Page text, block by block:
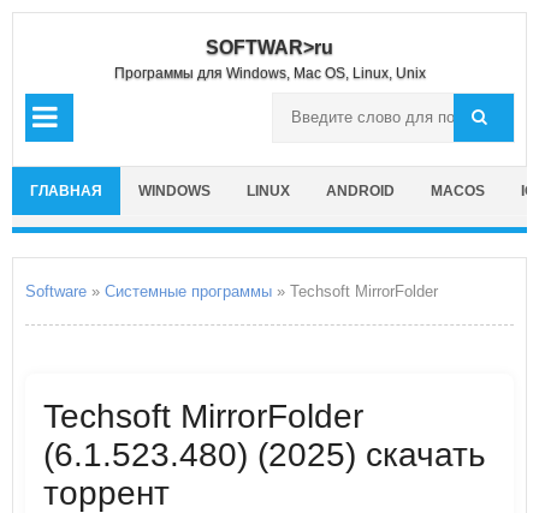
SOFTWAR>ru
Программы для Windows, Mac OS, Linux, Unix
ГЛАВНАЯ WINDOWS LINUX ANDROID MACOS
Software » Системные программы » Techsoft MirrorFolder
Techsoft MirrorFolder
(6.1.523.480) (2025) скачать
торрент